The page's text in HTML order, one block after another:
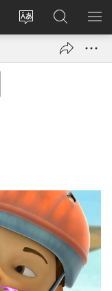
更
登
录
（打
搜
索
JW.ORG
显